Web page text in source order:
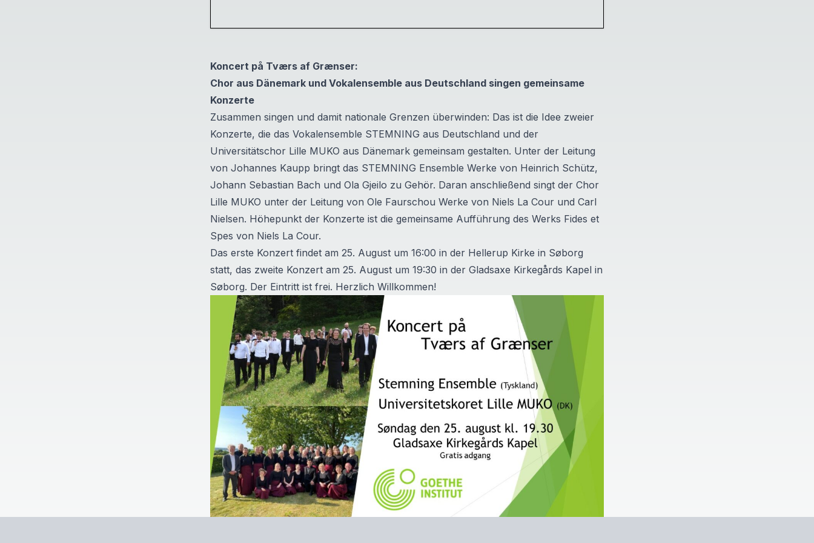
Koncert på Tværs af Grænser:
Chor aus Dänemark und Vokalensemble aus Deutschland singen gemeinsame
Konzerte
Zusammen singen und damit nationale Grenzen überwinden: Das ist die Idee zweier
Konzerte, die das Vokalensemble STEMNING aus Deutschland und der
Universitätschor Lille MUKO aus Dänemark gemeinsam gestalten. Unter der Leitung
von Johannes Kaupp bringt das STEMNING Ensemble Werke von Heinrich Schütz,
Johann Sebastian Bach und Ola Gjeilo zu Gehör. Daran anschließend singt der Chor
Lille MUKO unter der Leitung von Ole Faurschou Werke von Niels La Cour und Carl
Nielsen. Höhepunkt der Konzerte ist die gemeinsame Aufführung des Werks Fides et
Spes von Niels La Cour.
Das erste Konzert findet am 25. August um 16:00 in der Hellerup Kirke in Søborg
statt, das zweite Konzert am 25. August um 19:30 in der Gladsaxe Kirkegårds Kapel in
Søborg. Der Eintritt ist frei. Herzlich Willkommen!